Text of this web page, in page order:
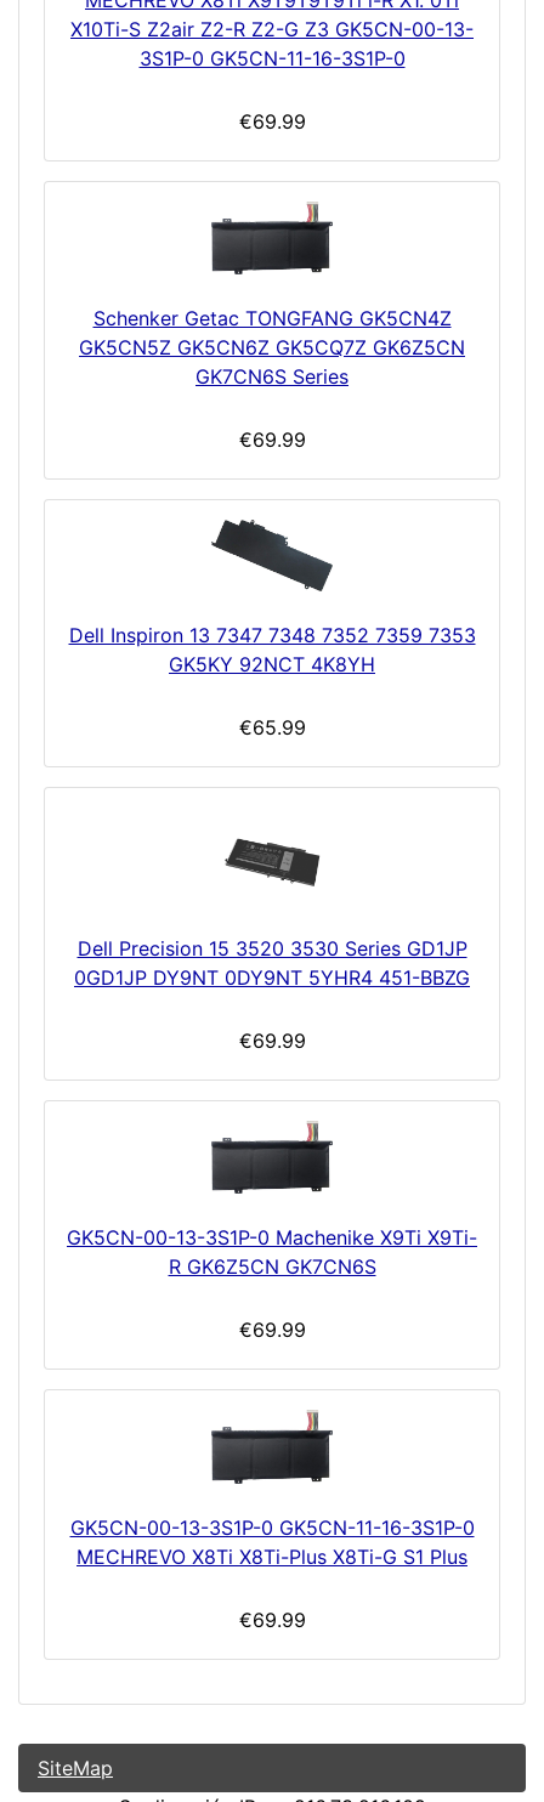
X10Ti-S Z2air Z2-R Z2-G Z3 GK5CN-00-13-
3S1P-0 GK5CN-11-16-3S1P-0
€69.99
Schenker Getac TONGFANG GK5CN4Z
GK5CN5Z GK5CN6Z GK5CQ7Z GK6Z5CN
GK7CN6S Series
€69.99
Dell Inspiron 13 7347 7348 7352 7359 7353
GK5KY 92NCT 4K8YH
€65.99
Dell Precision 15 3520 3530 Series GD1JP
0GD1JP DY9NT 0DY9NT 5YHR4 451-BBZG
€69.99
GK5CN-00-13-3S1P-0 Machenike X9Ti X9Ti-
R GK6Z5CN GK7CN6S
€69.99
GK5CN-00-13-3S1P-0 GK5CN-11-16-3S1P-0
MECHREVO X8Ti X8Ti-Plus X8Ti-G S1 Plus
€69.99
SiteMap